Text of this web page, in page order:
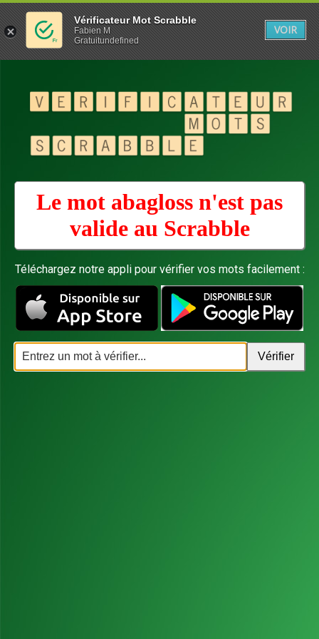
Le mot abagloss n'est pas
valide au Scrabble
Téléchargez notre appli pour vérifier vos mots facilement :
Vérificateur Mot Scrabble
Fabien M
Gratuitundefined
VOIR